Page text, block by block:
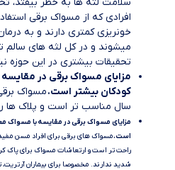
افرادی که از مسواک برقی
خونریزی کمتری دارند و به
میشوند و در کل لثه های سالم
تحقیقات بیشتری در این حوزه
مزایای مسواک برقی در
کودکان بیشتر است.
سال مناسب تر است و پلاک ها
مزایای مسواک برقی در مقایسه با مسواک
است.مسواک های برقی برای افراد مسن
راحت تر است و ارتعاشات مسواک برای پاک
شدید ندارند. مخصوصا برای بیماران